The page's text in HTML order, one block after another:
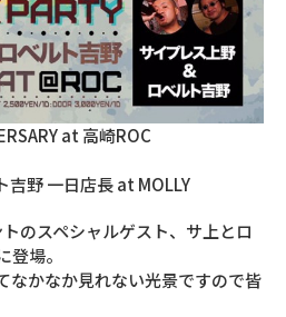
at 高崎ROC
吉野 一日店長 at MOLLY
のスペシャルゲスト、サ上とロ
登場。
なかなか見れない光景ですので皆